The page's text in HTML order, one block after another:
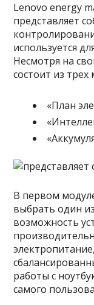
Lenovo energy
представляет
используется
Несмотря на
состоит из трех
«План
В первом
выбрать один
возможность
работы с
самого